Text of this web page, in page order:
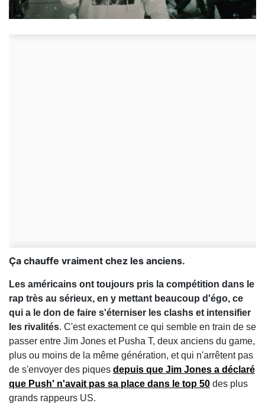
Ça chauffe vraiment chez les anciens.
Les américains ont toujours pris la compétition dans le
rap très au sérieux, en y mettant beaucoup d'égo, ce
qui a le don de faire s'éterniser les clashs et intensifier
les rivalités. C'est exactement ce qui semble en train de se
passer entre Jim Jones et Pusha T, deux anciens du game,
plus ou moins de la même génération, et qui n'arrêtent pas
de s'envoyer des piques depuis que Jim Jones a déclaré
que Push' n'avait pas sa place dans le top 50 des plus
grands rappeurs US.